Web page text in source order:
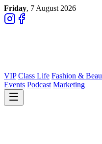
Friday, 7 August 2026
VIP Class Life Fashion &
Events Podcast Marketing